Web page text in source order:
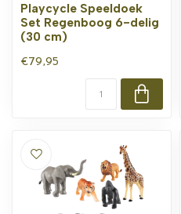
Playcycle Speeldoek
Set Regenboog 6-delig
(30 cm)
€79,95